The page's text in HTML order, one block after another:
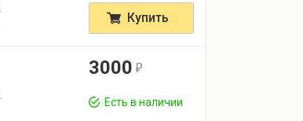
Купить
3000 r
Есть в наличии